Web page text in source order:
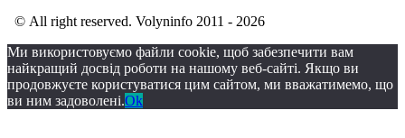
© All right reserved. Volyninfo 2011 - 2026
Ми використовуємо файли cookie, щоб забезпечити вам
найкращий досвід роботи на нашому веб-сайті. Якщо ви
продовжуєте користуватися цим сайтом, ми вважатимемо, що
ви ним задоволені.Ok